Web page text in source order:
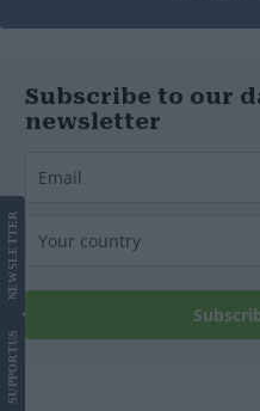
Subscribe to our
newsletter
SUPPORT
US
NEWS
LETTER